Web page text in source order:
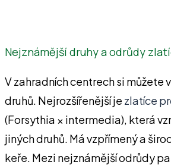
Nejznámější druhy a odrůdy
V zahradních centrech si můžete
druhů. Nejrozšířenější je zlatíce
(Forsythia × intermedia), která
jiných druhů. Má vzpřímený a
keře. Mezi nejznámější odrůdy